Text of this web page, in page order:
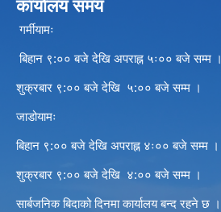
कार्यालय समय
गर्मीयामः
बिहान ९:०० बजे देखि अपराह्न ५ः०० बजे सम्म ।
शुक्रबार ९:०० बजे देखि ५:०० बजे सम्म ।
जाडोयामः
बिहान ९:०० बजे देखि अपराह्न ४ः०० बजे सम्म ।
शुक्रबार ९:०० बजे देखि ४:०० बजे सम्म ।
सार्बजनिक बिदाको दिनमा कार्यालय बन्द रहने छ ।